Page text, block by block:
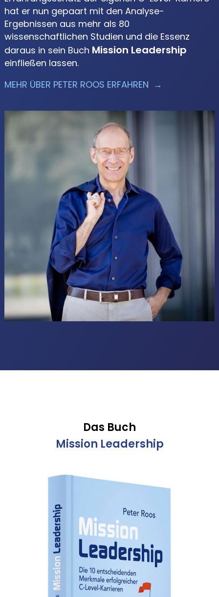
hat er nun gepaart mit den Analyse-
Ergebnissen aus mehr als 80
wissenschaftlichen Studien und die Essenz
daraus in sein Buch Mission Leadership
einfließen lassen.
MEHR ÜBER PETER ROOS ERFAHREN
Das Buch
Mission Leadership